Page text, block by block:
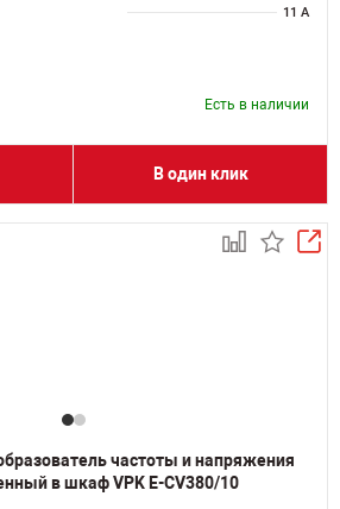
11 А
Есть в наличии
В один клик
частоты и напряжения
в шкаф VPK E-CV380/10